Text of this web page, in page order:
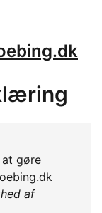
gøre
af